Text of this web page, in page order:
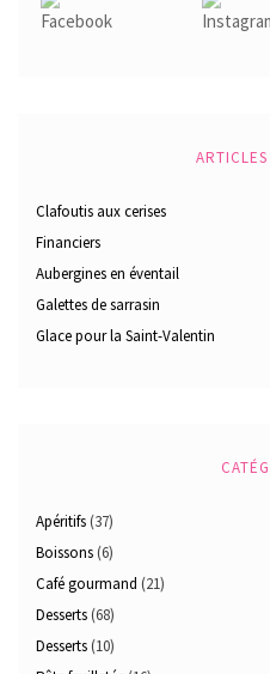
Clafoutis aux cerises
Financiers
Aubergines en éventail
Galettes de sarrasin
Glace pour la Saint-Valentin
Apéritifs (37)
Boissons (6)
Café gourmand (21)
Desserts (68)
Desserts (10)